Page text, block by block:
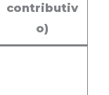
contributiv
o)